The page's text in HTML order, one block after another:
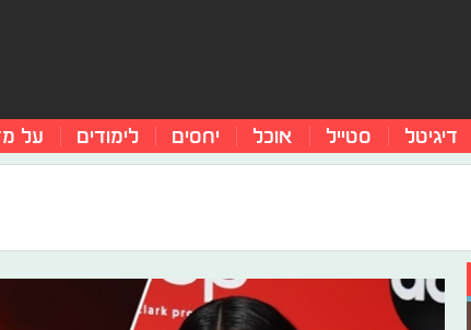
דיגיטל סטייל אוכל יחסים לימודים על